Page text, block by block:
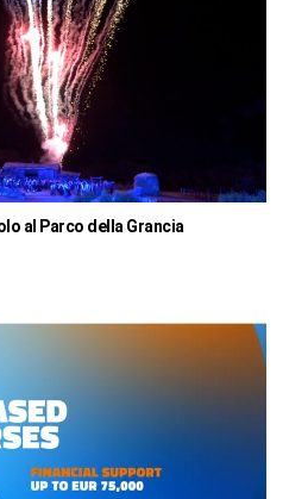
al Parco della Grancia